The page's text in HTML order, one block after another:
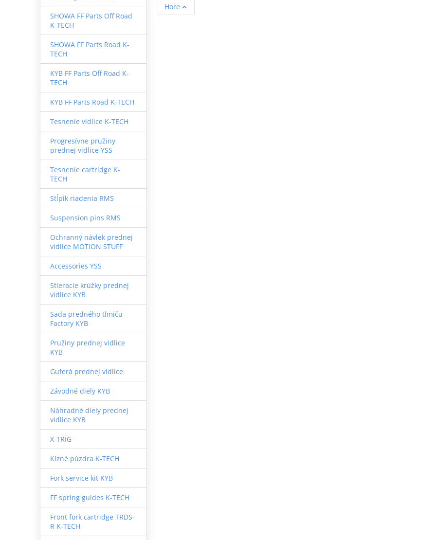
SHOWA FF Parts Off Road
K-TECH
SHOWA FF Parts Road K-
TECH
KYB FF Parts Off Road K-
TECH
KYB FF Parts Road K-TECH
Tesnenie vidlice K-TECH
Progresívne pružiny
prednej vidlice YSS
Tesnenie cartridge K-
TECH
Stĺpik riadenia RMS
Suspension pins RMS
Ochranný návlek prednej
vidlice MOTION STUFF
Accessories YSS
Stieracie krúžky prednej
vidlice KYB
Sada predného tlmiču
Factory KYB
Pružiny prednej vidlice
KYB
Guferá prednej vidlice
Závodné diely KYB
Náhradné diely prednej
vidlice KYB
X-TRIG
Klzné púzdra K-TECH
Fork service kit KYB
FF spring guides K-TECH
Front fork cartridge TRDS-
R K-TECH
Hore